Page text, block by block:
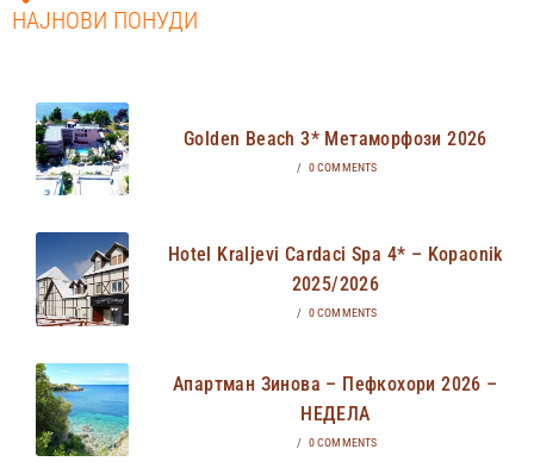
НАЈНОВИ ПОНУДИ
Golden Beach 3* Метаморфози 2026
/ 0 COMMENTS
Hotel Kraljevi Cardaci Spa 4* – Kopaonik
2025/2026
/ 0 COMMENTS
Апартман Зинова – Пефкохори 2026 –
НЕДЕЛА
/ 0 COMMENTS